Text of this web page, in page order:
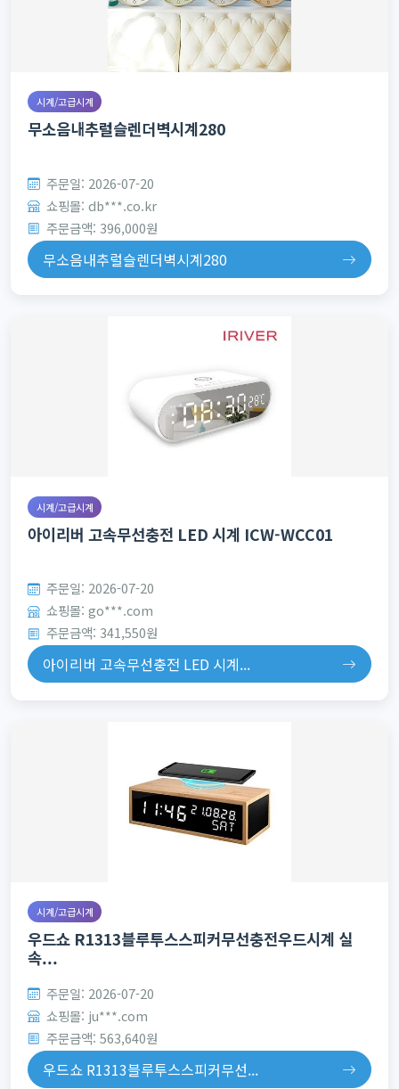
시계/고급시계
무소음내추럴슬렌더벽시계280
주문일: 2026-07-20
쇼핑몰: db***.co.kr
주문금액: 396,000원
무소음내추럴슬렌더벽시계280
시계/고급시계
아이리버 고속무선충전 LED 시계 ICW-WCC01
주문일: 2026-07-20
쇼핑몰: go***.com
주문금액: 341,550원
아이리버 고속무선충전 LED 시계...
시계/고급시계
우드쇼 R1313블루투스스피커무선충전우드시계 실
속...
주문일: 2026-07-20
쇼핑몰: ju***.com
주문금액: 563,640원
우드쇼 R1313블루투스스피커무선...